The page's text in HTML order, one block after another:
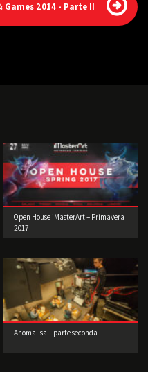
2014 - Parte II
Open House iMasterArt – Primavera
2017
Anomalisa – parte seconda